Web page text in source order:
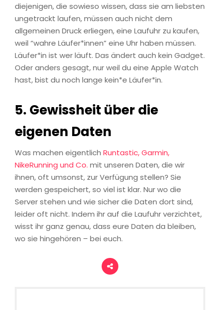
diejenigen, die sowieso wissen, dass sie am liebsten
ungetrackt laufen, müssen auch nicht dem
allgemeinen Druck erliegen, eine Laufuhr zu kaufen,
weil “wahre Läufer*innen” eine Uhr haben müssen.
Läufer*in ist wer läuft. Das ändert auch kein Gadget.
Oder anders gesagt, nur weil du eine Apple Watch
hast, bist du noch lange kein*e Läufer*in.
5. Gewissheit über die
eigenen Daten
Was machen eigentlich Runtastic, Garmin,
NikeRunning und Co. mit unseren Daten, die wir
ihnen, oft umsonst, zur Verfügung stellen? Sie
werden gespeichert, so viel ist klar. Nur wo die
Server stehen und wie sicher die Daten dort sind,
leider oft nicht. Indem ihr auf die Laufuhr verzichtet,
wisst ihr ganz genau, dass eure Daten da bleiben,
wo sie hingehören – bei euch.